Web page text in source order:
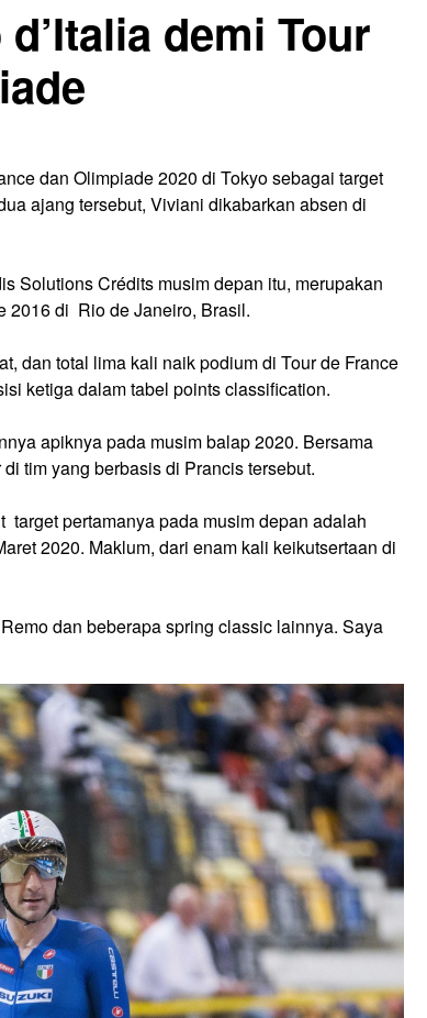
demi Tour
dan Olimpiade 2020 di Tokyo sebagai target
ajang tersebut, Viviani dikabarkan absen di
Solutions Crédits musim depan itu, merupakan
2016 di Rio de Janeiro, Brasil.
dan total lima kali naik podium di Tour de France
ketiga dalam tabel points classification.
apiknya pada musim balap 2020. Bersama
tim yang berbasis di Prancis tersebut.
pertamanya pada musim depan adalah
2020. Maklum, dari enam kali keikutsertaan di
dan beberapa spring classic lainnya. Saya